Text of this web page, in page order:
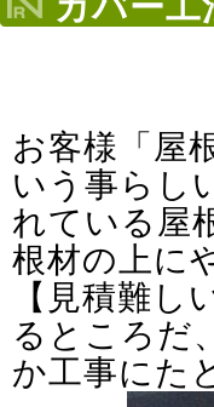
お客様「屋
いう事らし
れている屋
根材の上に
【見積難
るところだ
か工事にた